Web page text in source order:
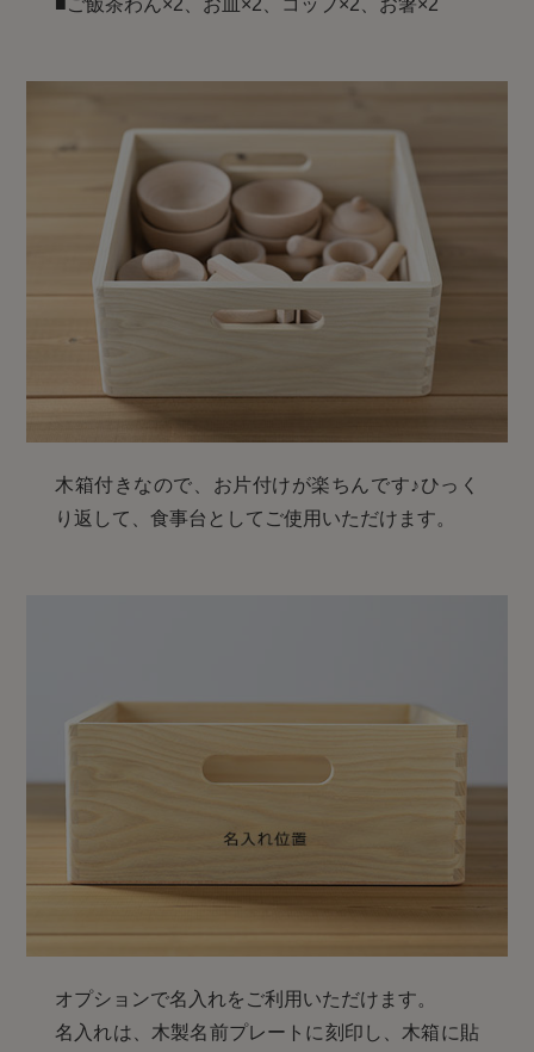
木箱付きなので、お片付けが楽ちんです♪ひっく
り返して、食事台としてご使用いただけます。
オプションで名入れをご利用いただけます。
名入れは、木製名前プレートに刻印し、木箱に貼